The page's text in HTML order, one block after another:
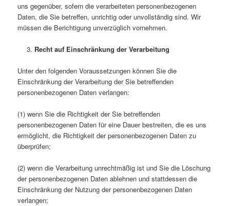
uns gegenüber, sofern die verarbeiteten personenbezogenen
Daten, die Sie betreffen, unrichtig oder unvollständig sind. Wir
müssen die Berichtigung unverzüglich vornehmen.
Recht auf Einschränkung der Verarbeitung
Unter den folgenden Voraussetzungen können Sie die
Einschränkung der Verarbeitung der Sie betreffenden
personenbezogenen Daten verlangen:
(1) wenn Sie die Richtigkeit der Sie betreffenden
personenbezogenen Daten für eine Dauer bestreiten, die es uns
ermöglicht, die Richtigkeit der personenbezogenen Daten zu
überprüfen;
(2) wenn die Verarbeitung unrechtmäßig ist und Sie die Löschung
der personenbezogenen Daten ablehnen und stattdessen die
Einschränkung der Nutzung der personenbezogenen Daten
verlangen;